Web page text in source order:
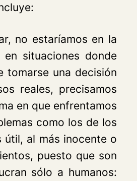
no estaríamos en la
situaciones donde
tomarse una decisión
reales, precisamos
en que enfrentamos
como los de los
útil, al más inocente o
puesto que son
sólo a humanos: